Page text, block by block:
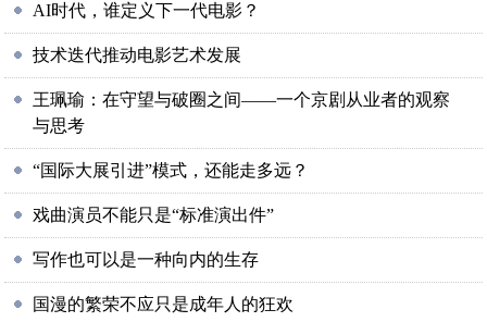
AI时代，谁定义下一代电影？
技术迭代推动电影艺术发展
王珮瑜：在守望与破圈之间——一个京剧从业者的观察
与思考
“国际大展引进”模式，还能走多远？
戏曲演员不能只是“标准演出件”
写作也可以是一种向内的生存
国漫的繁荣不应只是成年人的狂欢